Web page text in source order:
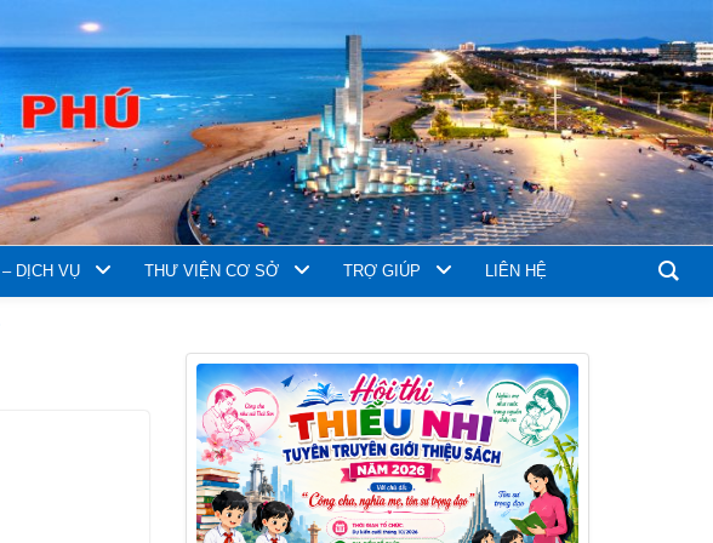
DỊCH VỤ THƯ VIỆN CƠ SỞ TRỢ GIÚP LIÊN HỆ